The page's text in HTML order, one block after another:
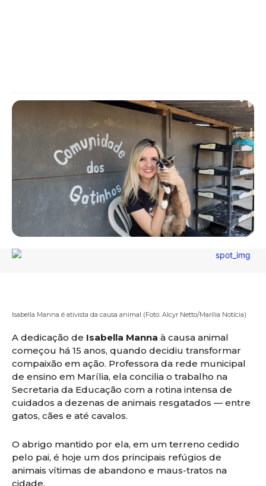
Isabella Manna é ativista da causa animal (Foto: Alcyr Netto/Marília Notícia)
A dedicação de Isabella Manna à causa animal
começou há 15 anos, quando decidiu transformar
compaixão em ação. Professora da rede municipal
de ensino em Marília, ela concilia o trabalho na
Secretaria da Educação com a rotina intensa de
cuidados a dezenas de animais resgatados — entre
gatos, cães e até cavalos.
O abrigo mantido por ela, em um terreno cedido
pelo pai, é hoje um dos principais refúgios de
animais vítimas de abandono e maus-tratos na
cidade.